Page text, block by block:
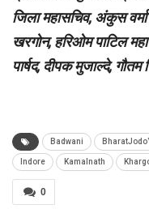
जिला महासचिव, अंकुस
खरगोन, हरिओम पाटिल
पार्षद, दीपक मुजाल्दे,
Badwani
Indore Kamalnath
0